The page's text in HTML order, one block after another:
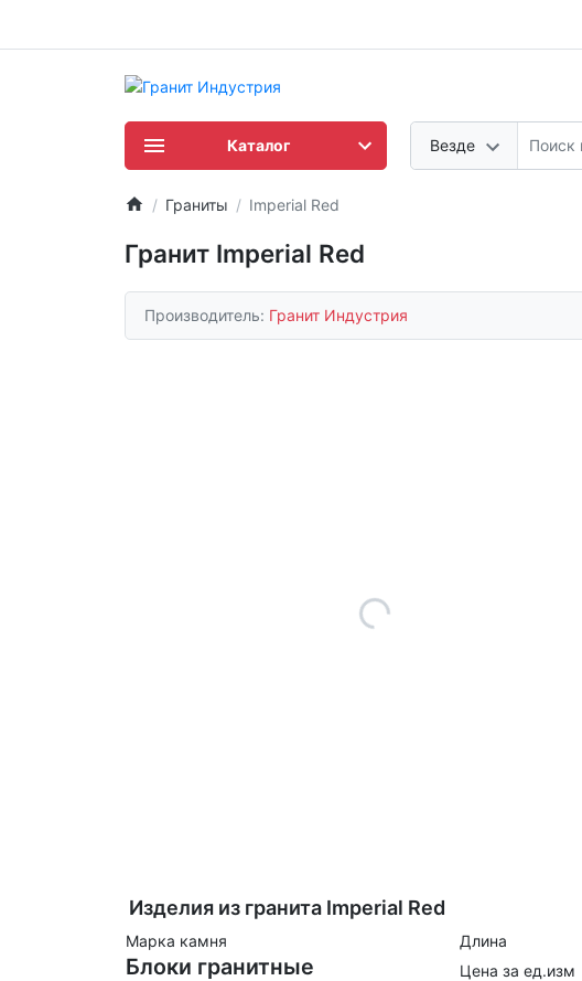
Везде
Каталог
Граниты Imperial Red
Гранит Imperial Red
Производитель: Гранит Индустрия
Изделия из гранита Imperial Red
Марка камня Длина
Блоки гранитные Цена за ед.изм